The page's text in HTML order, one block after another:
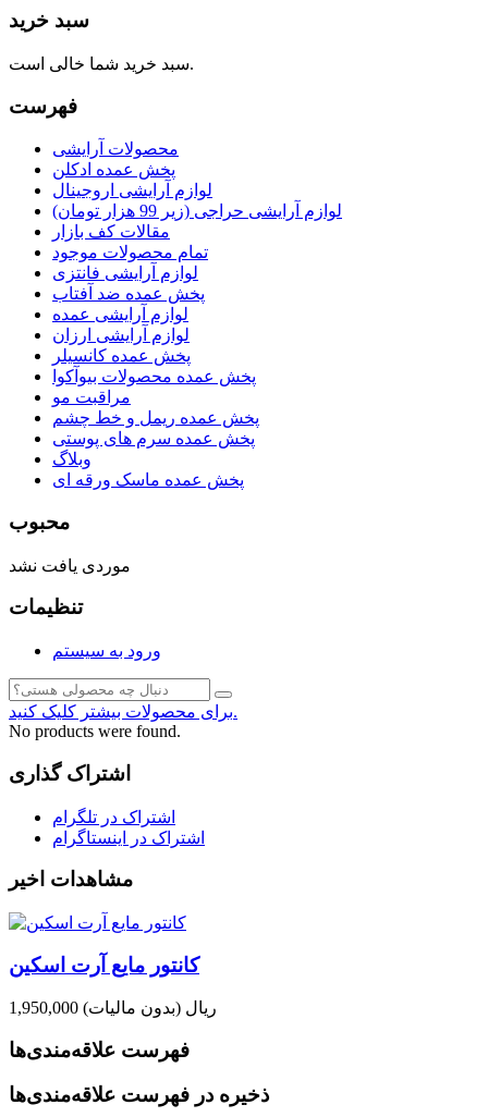
سبد خرید
سبد خرید شما خالی است.
فهرست
محصولات آرایشی
پخش عمده ادکلن
لوازم آرایشی اروجینال
لوازم آرایشی حراجی (زیر 99 هزار تومان)
مقالات کف بازار
تمام محصولات موجود
لوازم آرایشی فانتزی
پخش عمده ضد آفتاب
لوازم آرایشی عمده
لوازم آرایشی ارزان
پخش عمده کانسیلر
پخش عمده محصولات بیوآکوا
مراقبت مو
پخش عمده ریمل و خط چشم
پخش عمده سرم های پوستی
وبلاگ
پخش عمده ماسک ورقه ای
محبوب
موردی یافت نشد
تنظیمات
ورود به سیستم
برای محصولات بیشتر کلیک کنید.
No products were found.
اشتراک گذاری
اشتراک در تلگرام
اشتراک در اینستاگرام
مشاهدات اخیر
کانتور مایع آرت اسکین
1,950,000 ریال (بدون مالیات)
فهرست علاقه‌مندی‌ها
ذخیره در فهرست علاقه‌مندی‌ها